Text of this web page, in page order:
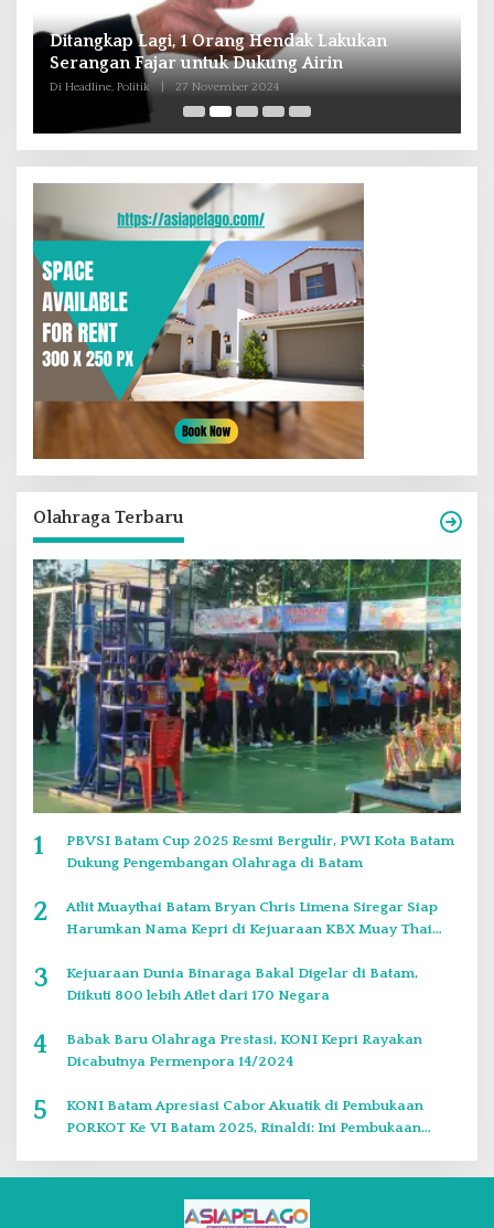
Andra Soni : Perbaiki Pendidikan dan
Tingkatkan SDM Untuk Banten Lebih Maju
Di Headline, Nasional, Politik | 16 Oktober 2024
Olahraga Terbaru
1
PBVSI Batam Cup 2025 Resmi Bergulir, PWI Kota Batam
Dukung Pengembangan Olahraga di Batam
2
Atlit Muaythai Batam Bryan Chris Limena Siregar Siap
Harumkan Nama Kepri di Kejuaraan KBX Muay Thai
3
Kejuaraan Dunia Binaraga Bakal Digelar di Batam,
Diikuti 800 lebih Atlet dari 170 Negara
4
Babak Baru Olahraga Prestasi, KONI Kepri Rayakan
Dicabutnya Permenpora 14/2024
5
KONI Batam Apresiasi Cabor Akuatik di Pembukaan
PORKOT Ke VI Batam 2025, Rinaldi: Ini Pembukaan